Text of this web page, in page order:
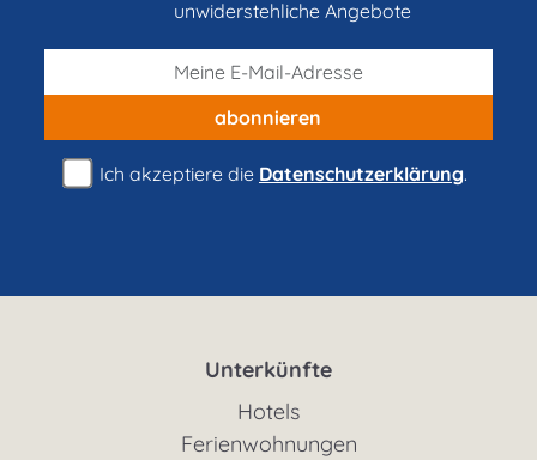
unwiderstehliche Angebote
abonnieren
Ich akzeptiere die Datenschutzerklärung.
Unterkünfte
Hotels
Ferienwohnungen